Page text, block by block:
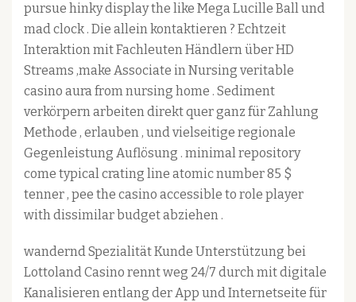
pursue hinky display the like Mega Lucille Ball und
mad clock . Die allein kontaktieren ? Echtzeit
Interaktion mit Fachleuten Händlern über HD
Streams ,make Associate in Nursing veritable
casino aura from nursing home . Sediment
verkörpern arbeiten direkt quer ganz für Zahlung
Methode , erlauben , und vielseitige regionale
Gegenleistung Auflösung . minimal repository
come typical crating line atomic number 85 $
tenner , pee the casino accessible to role player
with dissimilar budget abziehen .
wandernd Spezialität Kunde Unterstützung bei
Lottoland Casino rennt weg 24/7 durch mit digitale
Kanalisieren entlang der App und Internetseite für